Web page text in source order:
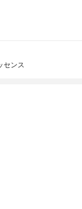
センス